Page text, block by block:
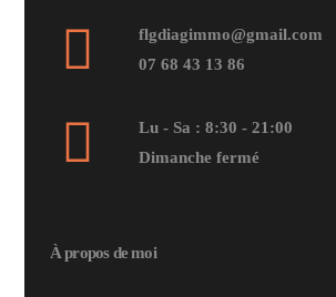
flgdiagimmo@gmail.com
07 68 43 13 86
Lu - Sa : 8:30 - 21:00
Dimanche fermé
À propos de moi